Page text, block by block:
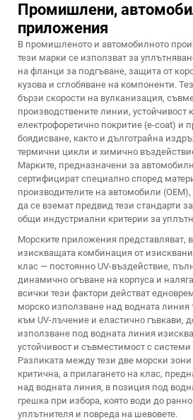
Промишлени,
приложения
В промишленото и автомобилното
тези марки се използват за
на фланци за подгъване, защита от
кузова и сглобяване на компоненти.
бързи скорости на вулканизация,
производствените линии, устойчивост
електрофоретично покритие (e-coat) и
боядисване, както и дълготрайна
термични цикли и химично
Марките, предназначени за
сертифицират специално според
производителите на автомобили
да се вземат предвид тези стандарти
общи индустриални критерии за
Морските приложения представляват,
изискващата комбинация от
клас — постоянно UV-въздействие,
динамично огъване на корпуса и
всички тези фактори действат
морско използване над водната линия
към UV-лъчение и еластично гъвкави,
използване под водната линия
устойчивост и съвместимост с системи
Разликата между тези две морски
критична, а прилагането на клас,
над водната линия, в позиция под
грешка при избора, която води до
уплътнителя и повреда на шевовете.